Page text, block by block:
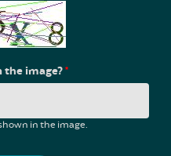
the image?*
in the image.